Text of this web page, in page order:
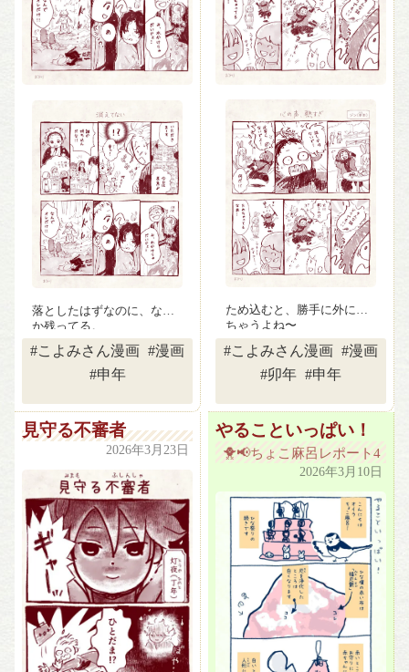
落としたはずなのに、なん
か残ってる。
#こよみさん漫画 #漫画
#申年
ため込むと、勝手に外に出
ちゃうよね〜
#こよみさん漫画 #漫画
#卯年 #申年
見守る不審者
2026年3月23日
やることいっぱい！
🐥📢ちょこ麻呂レポート4
2026年3月10日